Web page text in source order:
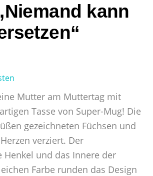
kann
Mutter am Muttertag mit
Tasse von Super-Mug! Die
gezeichneten Füchsen und
verziert. Der
Henkel und das Innere der
Farbe runden das Design